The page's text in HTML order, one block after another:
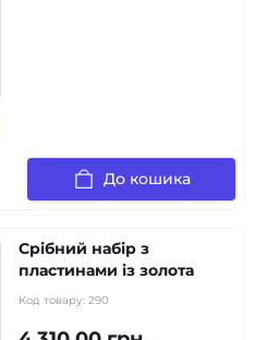
До кошика
Срібний набір з
пластинами із золота
Код товару: 290